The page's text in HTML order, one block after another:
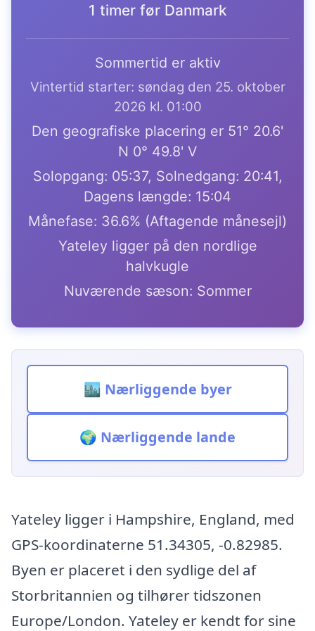
1 timer før Danmark
Sommertid er aktiv
Vintertid starter: søndag den 25. oktober
2026 kl. 01:00
Den geografiske placering er 51° 20.6'
N 0° 49.8' V
Solopgang: 05:37, Solnedgang: 20:41,
Dagens længde: 15:04
Månefase: 36.6% (Aftagende månesejl)
Yateley ligger på den nordlige
halvkugle
Nuværende sæson: Sommer
🏙️ Nærliggende byer
🌍 Nærliggende lande
Yateley ligger i Hampshire, England, med
GPS-koordinaterne 51.34305, -0.82985.
Byen er placeret i den sydlige del af
Storbritannien og tilhører tidszonen
Europe/London. Yateley er kendt for sine